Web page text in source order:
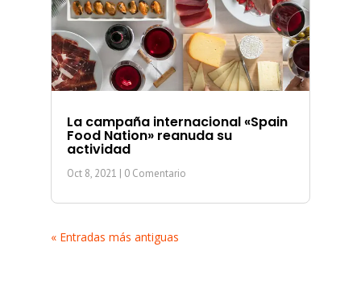
La campaña internacional «Spain
Food Nation» reanuda su
actividad
Oct 8, 2021 | 0 Comentario
« Entradas más antiguas